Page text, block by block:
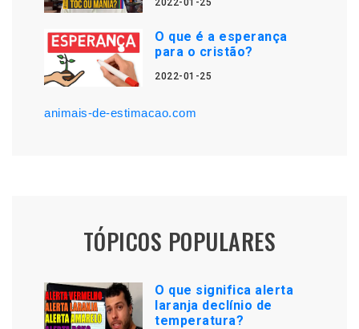
2022-01-25
O que é a esperança
para o cristão?
2022-01-25
animais-de-estimacao.com
TÓPICOS POPULARES
O que significa alerta
laranja declínio de
temperatura?